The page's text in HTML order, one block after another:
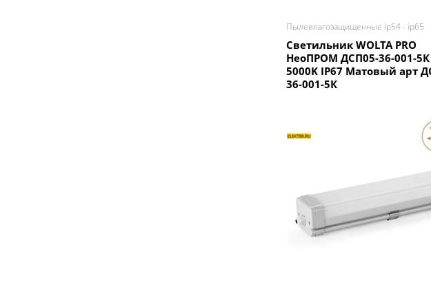
Пылевлагозащищенные ip54 - ip65
Светильник WOLTA PRO
НеоПРОМ ДСП05-36-001-5К
5000K IP67 Матовый арт
36-001-5К